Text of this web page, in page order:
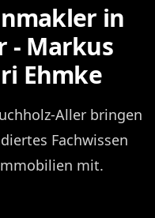
in
- Markus
Ehmke
Aller bringen
Fachwissen
mit.